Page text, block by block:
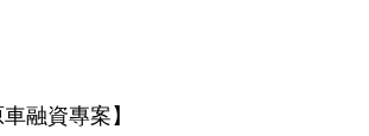
融資專案】